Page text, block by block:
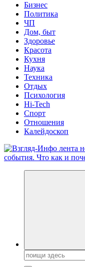
Бизнес
Политика
ЧП
Дом, быт
Здоровье
Красота
Кухня
Наука
Техника
Отдых
Психология
Hi-Tech
Спорт
Отношения
Калейдоскоп
Обо всем и обо всех,
Поиск: